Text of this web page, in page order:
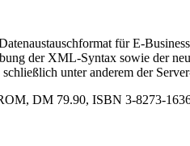
für E-
der XML-Syntax sowie der
unter anderem der
DM 79.90, ISBN 3-8273-